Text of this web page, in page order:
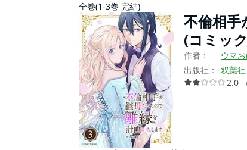
全巻(1-3巻 完結)
不倫相
(コミッ
作者： ウマ
出版社：
双葉社
2.0